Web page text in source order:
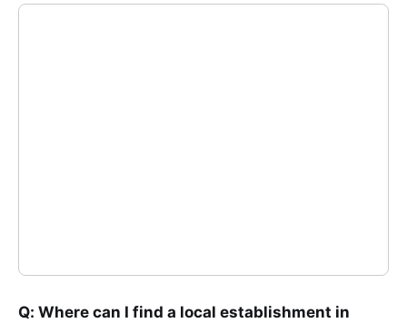
Q: Where can I find a local establishment in